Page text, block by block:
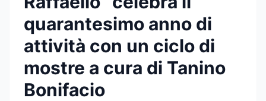
quarantesimo anno di
attività con un ciclo di
mostre a cura di Tanino
Bonifacio